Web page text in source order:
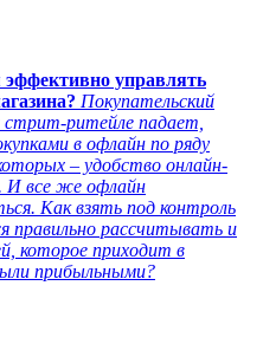
эффективно управлять
Покупательский
ритейле падает,
в офлайн по ряду
– удобство онлайн-
И все же офлайн
Как взять под контроль
правильно рассчитывать и
которое приходит в
прибыльными?